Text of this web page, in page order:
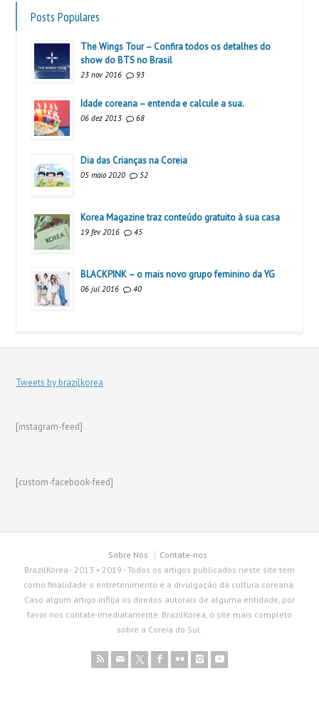
Posts Populares
The Wings Tour – Confira todos os detalhes do
show do BTS no Brasil
23 nov 2016 93
Idade coreana – entenda e calcule a sua.
06 dez 2013 68
Dia das Crianças na Coreia
05 maio 2020 52
Korea Magazine traz conteúdo gratuito à sua casa
19 fev 2016 45
BLACKPINK – o mais novo grupo feminino da YG
06 jul 2016 40
Tweets by brazilkorea
[instagram-feed]
[custom-facebook-feed]
Sobre Nós
Contate-nos
BrazilKorea - 2013 • 2019 - Todos os artigos publicados neste site tem
como finalidade o entretenimento e a divulgação da cultura coreana.
Caso algum artigo inflija os direitos autorais de alguma entidade, por
favor nos contate imediatamente. BrazilKorea, o site mais completo
sobre a Coreia do Sul.